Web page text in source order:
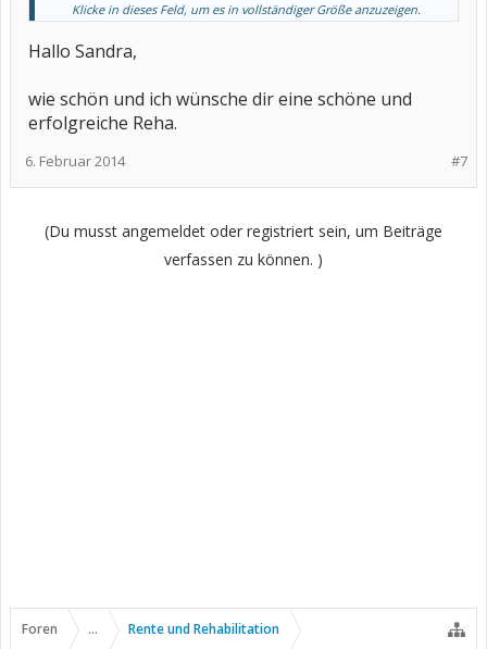
Liebe Grüße San
Klicke in dieses Feld, um es in vollständiger Größe anzuzeigen.
Hallo Sandra,
wie schön und ich wünsche dir eine schöne und
erfolgreiche Reha.
#7
6. Februar 2014
(Du musst angemeldet oder registriert sein, um Beiträge
verfassen zu können. )
Foren ... Rente und Rehabilitation